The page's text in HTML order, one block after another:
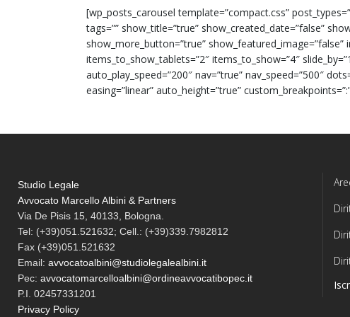
[wp_posts_carousel template=”compact.css”
tags=”” show_title=”true” show_created_date=”false”
show_more_button=”true”
items_to_show_tablets=”2″ items_to_show=”4″
auto_play_speed=”200″ nav=”true” nav_speed=”500″
easing=”linear” auto_height=”true”
Studio Legale
Avvocato Marcello Albini & Partners
Via De Pisis 15, 40133, Bologna.
Tel: (+39)051.521632; Cell.: (+39)339.7982812
Fax (+39)051.521632
Email: avvocatoalbini@studiolegalealbini.it
Pec: avvocatomarcelloalbini@ordineavvocatibopec.it
P.I. 02457331201
Privacy Policy